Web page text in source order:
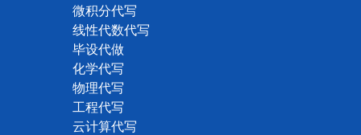
微积分代写
线性代数代写
毕设代做
化学代写
物理代写
工程代写
云计算代写